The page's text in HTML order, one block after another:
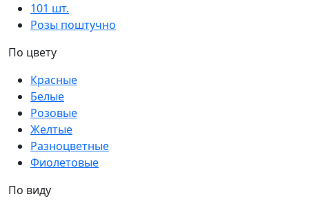
101 шт.
Розы поштучно
По цвету
Красные
Белые
Розовые
Желтые
Разноцветные
Фиолетовые
По виду